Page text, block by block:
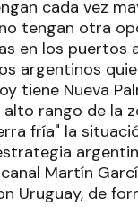
cada vez
tengan otra
en los puertos
argentinos
tiene Nueva
rango de la
fría" la
Martín
Uruguay, de